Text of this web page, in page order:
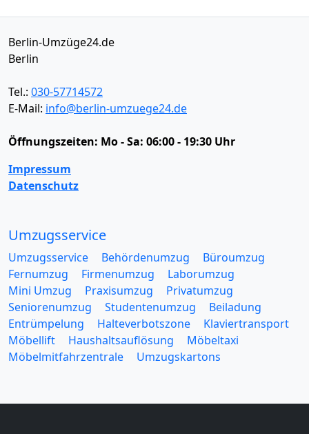
Berlin-Umzüge24.de
Berlin
Tel.: 030-57714572
E-Mail: info@berlin-umzuege24.de
Öffnungszeiten: Mo - Sa: 06:00 - 19:30 Uhr
Impressum
Datenschutz
Umzugsservice
Umzugsservice Behördenumzug
Büroumzug
Fernumzug
Firmenumzug
Laborumzug
Mini Umzug
Praxisumzug
Privatumzug
Seniorenumzug
Studentenumzug
Beiladung
Entrümpelung
Halteverbotszone
Klaviertransport
Möbellift
Haushaltsauflösung
Möbeltaxi
Möbelmitfahrzentrale
Umzugskartons